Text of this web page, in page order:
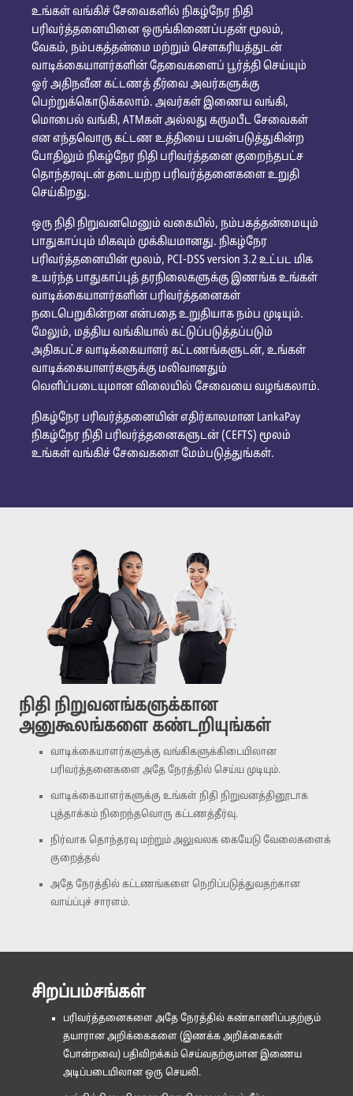
உங்கள் வங்கிச் சேவைகளில் நிகழ்நேர நிதி
பரிவர்த்தனையினை ஒருங்கிணைப்பதன் மூலம்,
வேகம், நம்பகத்தன்மை மற்றும் சௌகரியத்துடன்
வாடிக்கையாளர்களின் தேவைகளைப் பூர்த்தி செய்யும்
ஓர் அதிநவீன கட்டணத் தீர்வை அவர்களுக்கு
பெற்றுக்கொடுக்கலாம். அவர்கள் இணைய வங்கி,
மொபைல் வங்கி, ATMகள் அல்லது கருமபீட சேவைகள்
என எந்தவொரு கட்டண உத்தியை பயன்படுத்துகின்ற
போதிலும் நிகழ்நேர நிதி பரிவர்த்தனை குறைந்தபட்ச
தொந்தரவுடன் தடையற்ற பரிவர்த்தனைகளை உறுதி
செய்கிறது.
ஒரு நிதி நிறுவனமெனும் வகையில், நம்பகத்தன்மையும்
பாதுகாப்பும் மிகவும் முக்கியமானது. நிகழ்நேர
பரிவர்த்தனையின் மூலம், PCI-DSS version 3.2 உட்பட மிக
உயர்ந்த பாதுகாப்புத் தரநிலைகளுக்கு இணங்க உங்கள்
வாடிக்கையாளர்களின் பரிவர்த்தனைகள்
நடைபெறுகின்றன என்பதை உறுதியாக நம்ப முடியும்.
மேலும், மத்திய வங்கியால் கட்டுப்படுத்தப்படும்
அதிகபட்ச வாடிக்கையாளர் கட்டணங்களுடன், உங்கள்
வாடிக்கையாளர்களுக்கு மலிவானதும்
வெளிப்படையுமான விலையில் சேவையை வழங்கலாம்.
நிகழ்நேர பரிவர்த்தனையின் எதிர்காலமான LankaPay
நிகழ்நேர நிதி பரிவர்த்தனைகளுடன் (CEFTS) மூலம்
உங்கள் வங்கிச் சேவைகளை மேம்படுத்துங்கள்.
நிதி நிறுவனங்களுக்கான
அனுகூலங்களை கண்டறியுங்கள்
வாடிக்கையாளர்களுக்கு வங்கிகளுக்கிடையிலான
பரிவர்த்தனைகளை அதே நேரத்தில் செய்ய முடியும்.
வாடிக்கையாளர்களுக்கு உங்கள் நிதி நிறுவனத்தினூடாக
புத்தாக்கம் நிறைந்தவொரு கட்டணத்தீர்வு.
நிர்வாக தொந்தரவு மற்றும் அலுவலக கையேடு வேலைகளைக்
குறைத்தல்
அதே நேரத்தில் கட்டணங்களை நெறிப்படுத்துவதற்கான
வாய்ப்புச் சாரளம்.
சிறப்பம்சங்கள்
பரிவர்த்தனைகளை அதே நேரத்தில் கண்காணிப்பதற்கும்
தயாரான அறிக்கைகளை (இணக்க அறிக்கைகள்
போன்றவை) பதிவிறக்கம் செய்வதற்குமான இணைய
அடிப்படையிலான ஒரு செயலி.